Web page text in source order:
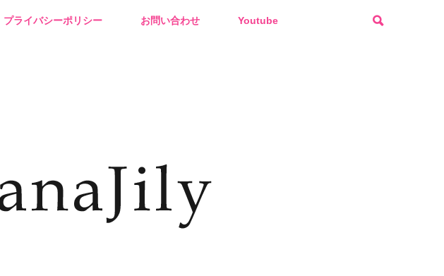
プライバシーポリシー お問い合わせ Youtube